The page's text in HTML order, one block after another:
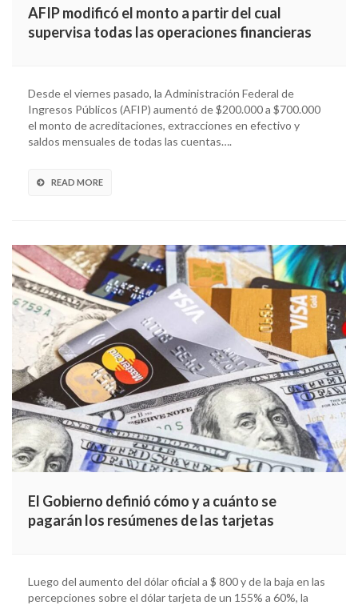
AFIP modificó el monto a partir del cual
supervisa todas las operaciones financieras
Desde el viernes pasado, la Administración Federal de
Ingresos Públicos (AFIP) aumentó de $200.000 a $700.000
el monto de acreditaciones, extracciones en efectivo y
saldos mensuales de todas las cuentas….
READ MORE
El Gobierno definió cómo y a cuánto se
pagarán los resúmenes de las tarjetas
Luego del aumento del dólar oficial a $ 800 y de la baja en las
percepciones sobre el dólar tarjeta de un 155% a 60%, la